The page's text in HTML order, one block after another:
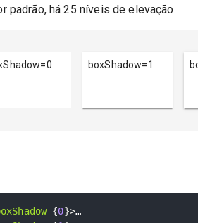
padrão, há 25 níveis de elevação.
0 boxShadow=1
={0}>